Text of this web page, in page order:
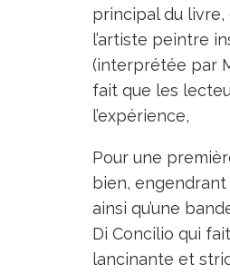
principal du
l’artiste peintre
(interprétée par
fait que les
l’expérience,
Pour une
bien,
ainsi qu’une
Di Concilio qui
lancinante et